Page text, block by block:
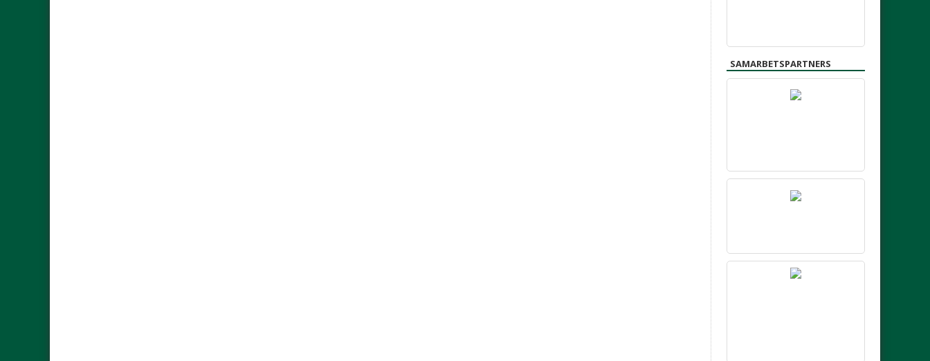
SAMARBETSPARTNERS